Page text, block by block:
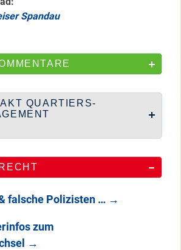
Spandau
QUARTIERS-
falsche Polizisten … →
zum
→